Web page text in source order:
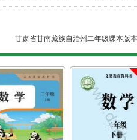
春版)(部编版)
甘肃省甘南藏族自治州二年级课本版本